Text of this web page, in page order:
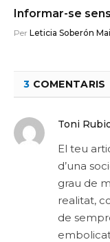
Informar-se
Per Leticia Soberón
3 COMENTARIS
Toni
El teu
d’una
grau de
realitat,
de